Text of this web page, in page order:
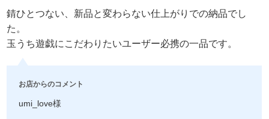
錆ひとつない、新品と変わらない仕上がりでの納品でし
た。
玉うち遊戯にこだわりたいユーザー必携の一品です。
お店からのコメント
umi_love様